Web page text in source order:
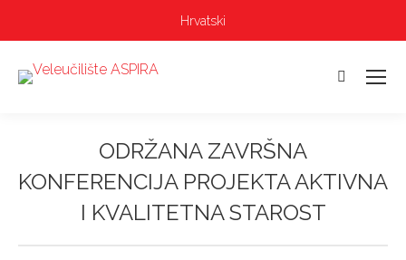
Hrvatski
Pretraga:
ODRŽANA ZAVRŠNA
KONFERENCIJA PROJEKTA AKTIVNA
I KVALITETNA STAROST